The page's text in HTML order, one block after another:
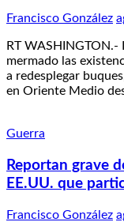
Francisco González
RT
mermado las
a redesplegar
en Oriente Medio
Guerra
Reportan grave
EE.UU. que
Francisco González